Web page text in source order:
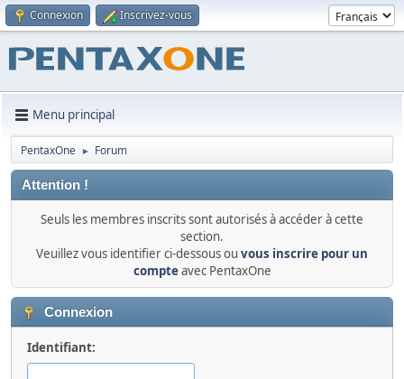
Connexion Inscrivez-vous
Menu principal
PentaxOne ► Forum
Attention !
Seuls les membres inscrits sont autorisés à accéder à cette
section.
Veuillez vous identifier ci-dessous ou vous inscrire pour un
compteavec PentaxOne
Connexion
Identifiant: